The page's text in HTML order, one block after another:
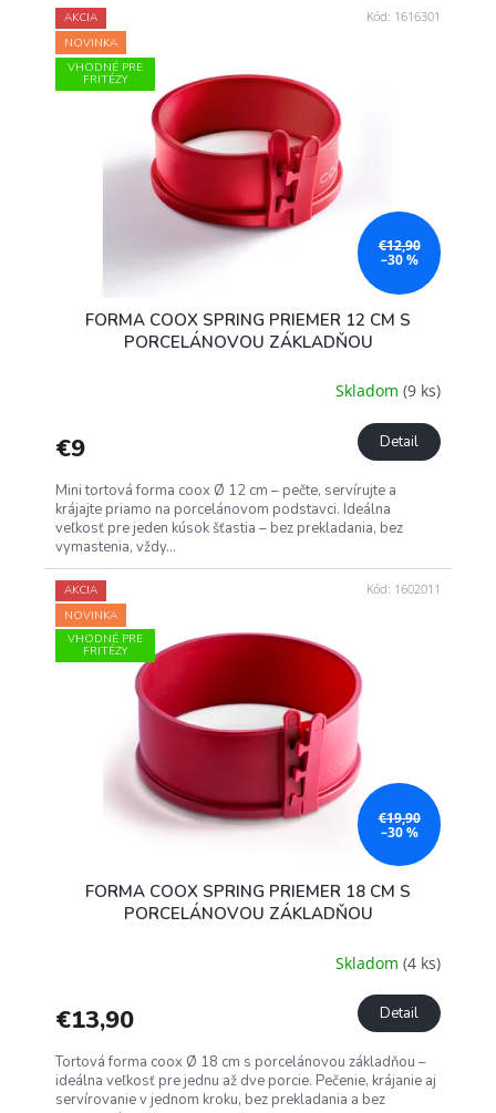
AKCIA
NOVINKA
VHODNÉ PRE
FRITÉZY
€12,90
–30 %
FORMA COOX SPRING PRIEMER 12 CM S
PORCELÁNOVOU ZÁKLADŇOU
Skladom (9 ks)
€9 Detail
Mini tortová forma coox Ø 12 cm – pečte, servírujte a
krájajte priamo na porcelánovom podstavci. Ideálna
veľkosť pre jeden kúsok šťastia – bez prekladania, bez
vymastenia, vždy...
Kód: 1616301
AKCIA
NOVINKA
VHODNÉ PRE
FRITÉZY
€19,90
–30 %
FORMA COOX SPRING PRIEMER 18 CM S
PORCELÁNOVOU ZÁKLADŇOU
Skladom (4 ks)
€13,90 Detail
Tortová forma coox Ø 18 cm s porcelánovou základňou –
ideálna veľkosť pre jednu až dve porcie. Pečenie, krájanie aj
servírovanie v jednom kroku, bez prekladania a bez
Kód: 1602011